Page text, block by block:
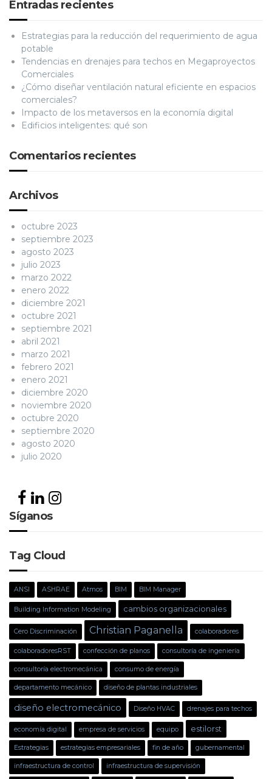
Entradas recientes
Estrategias para la reducción del requerimiento de agua
potable
Tendencias en drenajes para techos en Megaproyectos
Comerciales
¿Cómo diseñar ventilación natural eficiente en espacios
comerciales?
Impacto de los metaversos en la economía digital
Edificios inteligentes: qué son
Comentarios recientes
Archivos
octubre 2023
septiembre 2023
agosto 2023
julio 2023
marzo 2022
enero 2022
diciembre 2021
octubre 2021
septiembre 2021
abril 2021
marzo 2021
febrero 2021
enero 2021
diciembre 2020
noviembre 2020
octubre 2020
septiembre 2020
agosto 2020
julio 2020
Síganos
Tag Cloud
ANSI ASHRAE Atmos BIM BIM Manager
Building Information Modeling cambios organizacionales
Cero Discriminación Christian Paganella colaboradores
colaboradoresRST confección de planos consultoría de ingeniería
consultoría electromecánica consumo de energía
departamento mecánico diseño de plantas industriales
diseño electromecánico Diseño HVAC drenajes para techos
economía digital empresa de servicios equipo estilorst
Estrategias estrategias empresariales fin de año gubernamental
infraestructura de control infraestructura de supervisión